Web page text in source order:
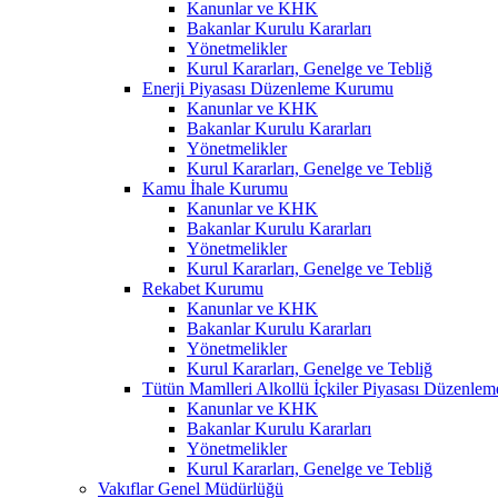
Kanunlar ve KHK
Bakanlar Kurulu Kararları
Yönetmelikler
Kurul Kararları, Genelge ve Tebliğ
Enerji Piyasası Düzenleme Kurumu
Kanunlar ve KHK
Bakanlar Kurulu Kararları
Yönetmelikler
Kurul Kararları, Genelge ve Tebliğ
Kamu İhale Kurumu
Kanunlar ve KHK
Bakanlar Kurulu Kararları
Yönetmelikler
Kurul Kararları, Genelge ve Tebliğ
Rekabet Kurumu
Kanunlar ve KHK
Bakanlar Kurulu Kararları
Yönetmelikler
Kurul Kararları, Genelge ve Tebliğ
Tütün Mamlleri Alkollü İçkiler Piyasası
Kanunlar ve KHK
Bakanlar Kurulu Kararları
Yönetmelikler
Kurul Kararları, Genelge ve Tebliğ
Vakıflar Genel Müdürlüğü